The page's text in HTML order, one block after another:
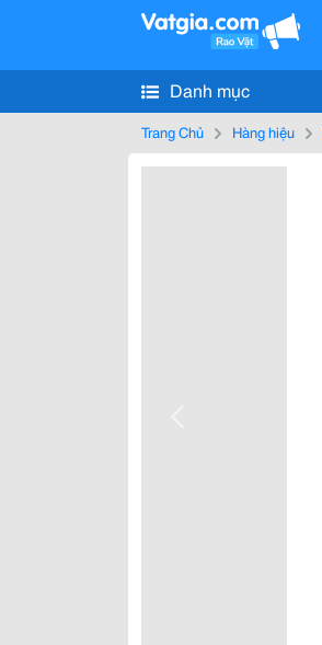
Danh mục
Trang Chủ Hàng hiệu